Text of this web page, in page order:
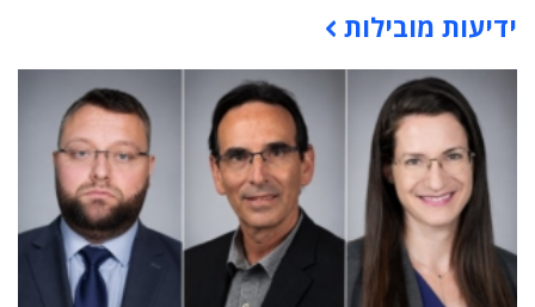
תוכן פרסומי
ידיעות מובילות